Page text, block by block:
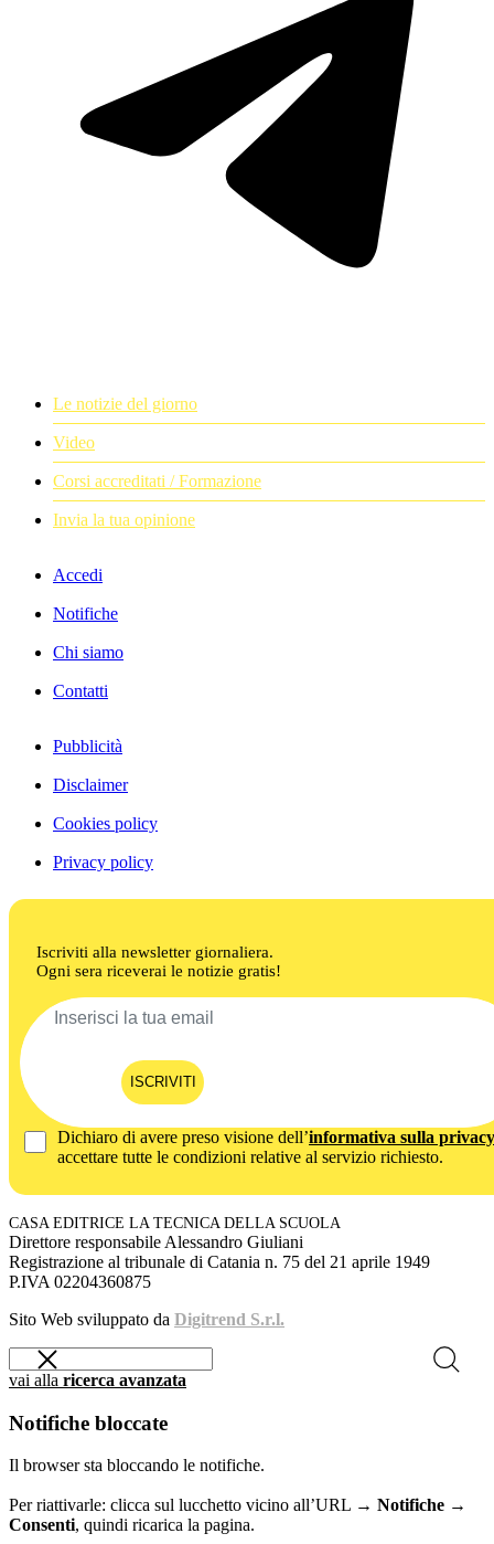
Le notizie del giorno
Video
Corsi accreditati / Formazione
Invia la tua opinione
Accedi
Notifiche
Chi siamo
Contatti
Pubblicità
Disclaimer
Cookies policy
Privacy policy
Iscriviti alla newsletter giornaliera.
Ogni sera riceverai le notizie gratis!
ISCRIVITI
Dichiaro di avere preso visione dell’informativa sulla privacy
accettare tutte le condizioni relative al servizio richiesto.
CASA EDITRICE LA TECNICA DELLA SCUOLA
Direttore responsabile Alessandro Giuliani
Registrazione al tribunale di Catania n. 75 del 21 aprile 1949
P.IVA 02204360875
Sito Web sviluppato da Digitrend S.r.l.
vai alla ricerca avanzata
Notifiche bloccate
Il browser sta bloccando le notifiche.
Per riattivarle: clicca sul lucchetto vicino all’URL → Notifiche →
Consenti, quindi ricarica la pagina.